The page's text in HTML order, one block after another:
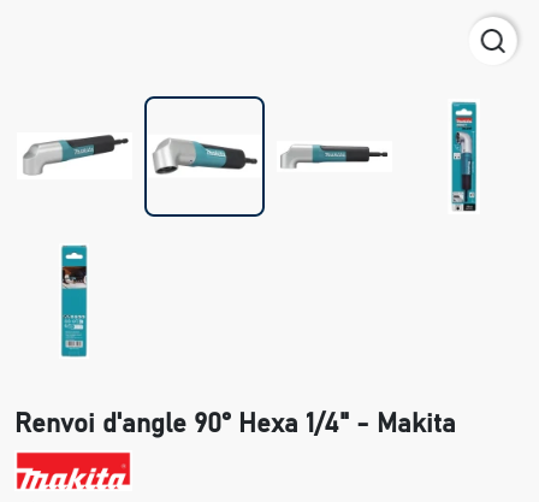
Renvoi d'angle 90° Hexa 1/4" - Makita